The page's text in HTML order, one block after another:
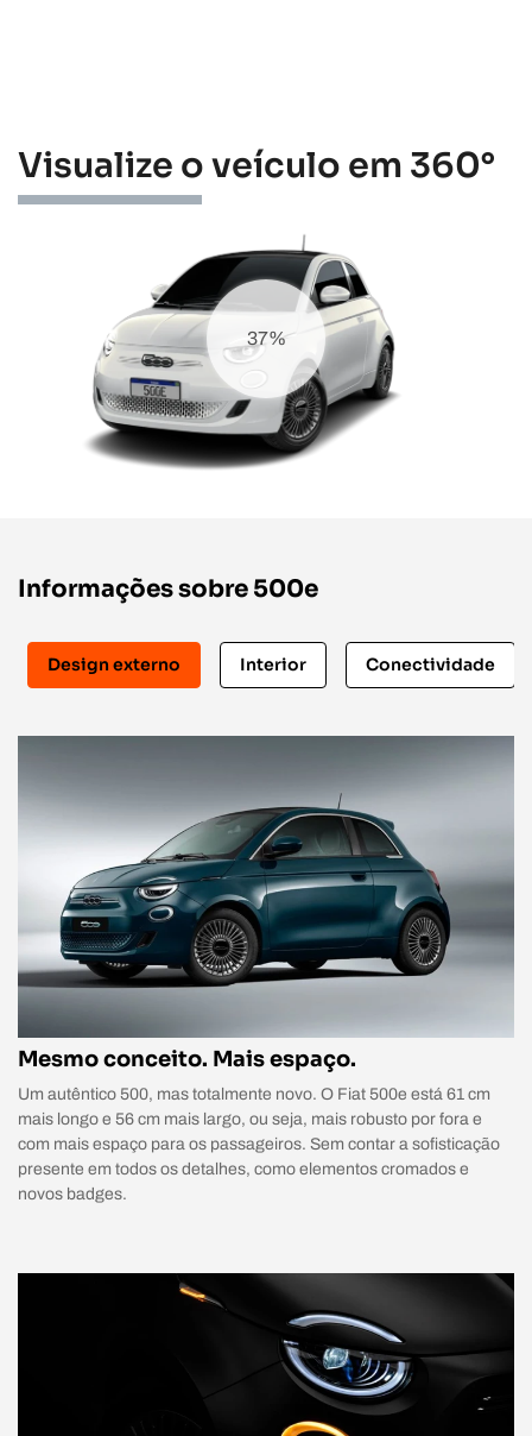
Visualize o veículo em 360°
43%
Informações sobre 500e
Design externo Interior Conectividade
Mesmo conceito. Mais espaço.
Um autêntico 500, mas totalmente novo. O Fiat 500e está 61 cm
mais longo e 56 cm mais largo, ou seja, mais robusto por fora e
com mais espaço para os passageiros. Sem contar a sofisticação
presente em todos os detalhes, como elementos cromados e
novos badges.